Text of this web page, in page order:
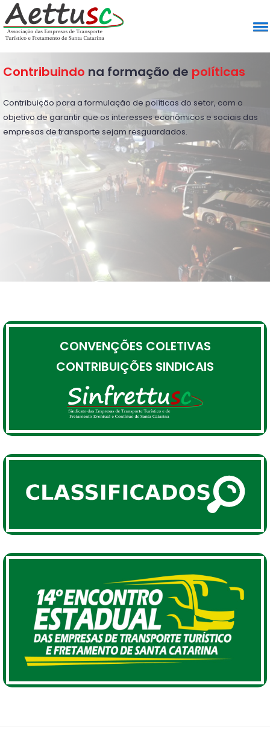
Contribuindo na formação de políticas
Contribuição para a formulação de políticas do setor, com o
objetivo de garantir que os interesses econômicos e sociais das
empresas de transporte sejam resguardados.
CONVENÇÕES COLETIVAS
CONTRIBUIÇÕES SINDICAIS